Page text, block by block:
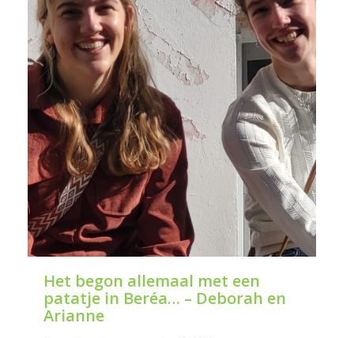
Het begon allemaal met een
patatje in Beréa… – Deborah en
Arianne